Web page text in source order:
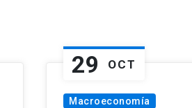
29 OCT
Macroeconomía